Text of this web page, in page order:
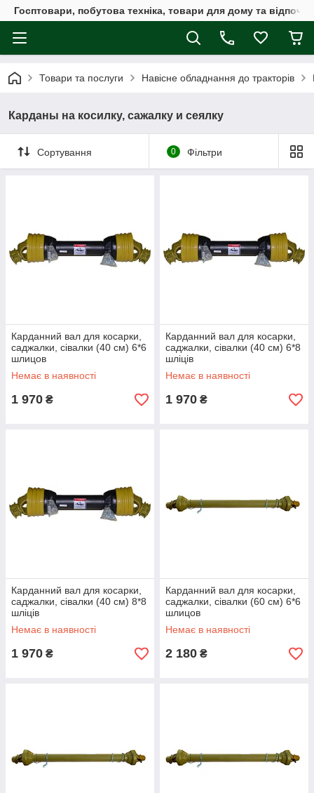
Госптовари, побутова техніка, товари для дому та
Товари та послуги Навісне обладнання до тракторів
Карданы на косилку, сажалку и сеялку
Сортування 0 Фільтри
Карданний вал для косарки,
саджалки, сівалки (40 см) 6*6
шлицов
Немає в наявності
1 970 ₴
Карданний вал для косарки,
саджалки, сівалки (40 см) 6*8
шліців
Немає в наявності
1 970 ₴
Карданний вал для косарки,
саджалки, сівалки (40 см) 8*8
шліців
Немає в наявності
1 970 ₴
Карданний вал для косарки,
саджалки, сівалки (60 см) 6*6
шлицов
Немає в наявності
2 180 ₴